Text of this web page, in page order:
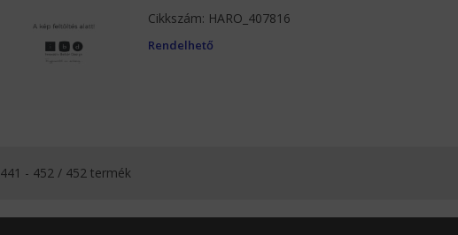
Cikkszám: HARO_407816
Rendelhető
441 - 452 / 452 termék